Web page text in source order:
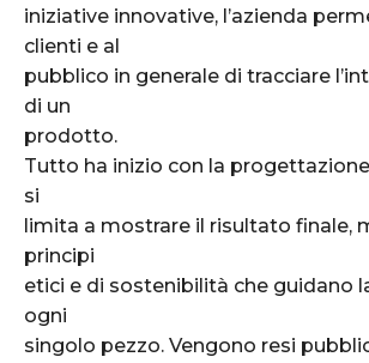
iniziative innovative, l’azienda
clienti e al
pubblico in generale di tracciare
di un
prodotto.
Tutto ha inizio con la
si
limita a mostrare il risultato finale,
principi
etici e di sostenibilità che guidano
ogni
singolo pezzo. Vengono resi